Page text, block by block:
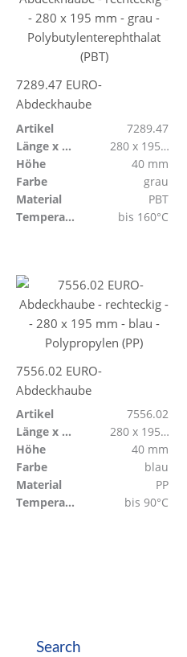
7289.47 EURO-
Abdeckhaube
Artikel
7289.47
Länge x Breite
280 x 195 mm
Höhe
40 mm
Farbe
grau
Material
PBT
Temperaturbeständig
bis 160°C
7556.02 EURO-
Abdeckhaube
Artikel
7556.02
Länge x Breite
280 x 195 mm
Höhe
40 mm
Farbe
blau
Material
PP
Temperaturbeständig
bis 90°C
Search